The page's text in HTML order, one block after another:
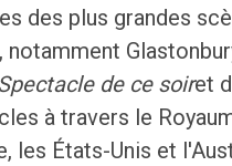
des plus grandes
notamment
de ce soiret
à travers le
les États-Unis et